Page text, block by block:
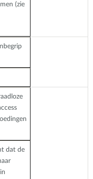
(zie
dat de